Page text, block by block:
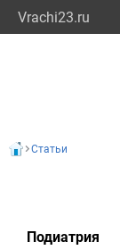
Vrachi23.ru
Статьи
Подиатрия